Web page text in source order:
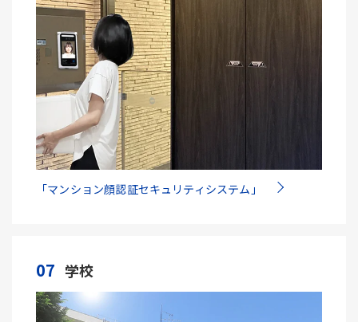
「マンション顔認証セキュリティシステム」
07 学校